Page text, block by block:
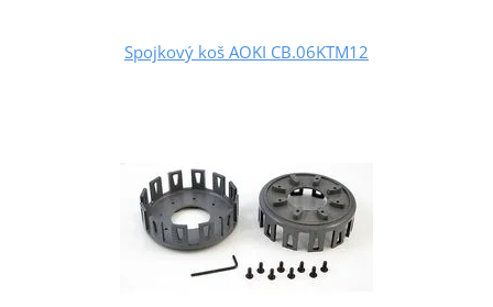
Spojkový koš AOKI CB.06KTM12